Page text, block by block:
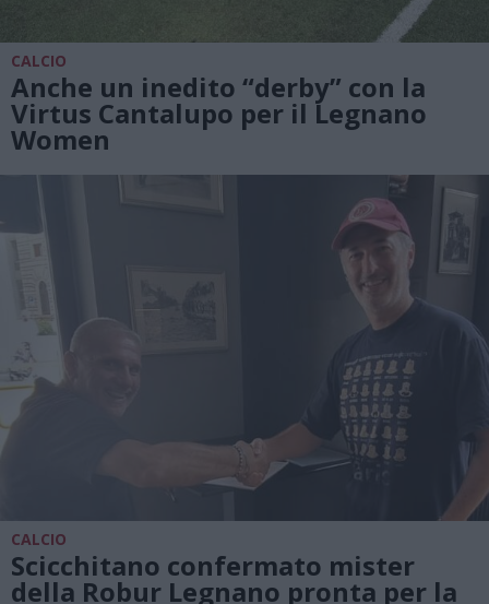
CALCIO
Anche un inedito “derby” con la
Virtus Cantalupo per il Legnano
Women
CALCIO
Scicchitano confermato mister
della Robur Legnano pronta per la